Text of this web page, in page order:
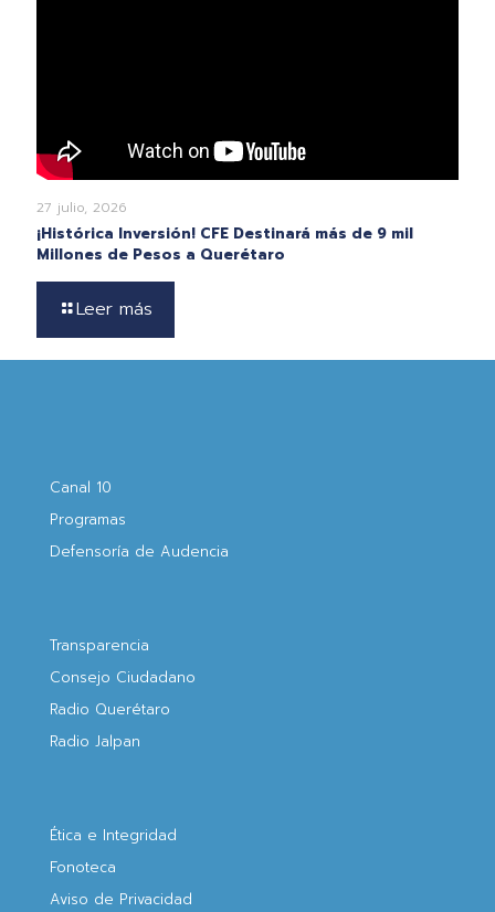
27 julio, 2026
¡Histórica Inversión! CFE Destinará más de 9 mil
Millones de Pesos a Querétaro
Leer más
Canal 10
Programas
Defensoría de Audencia
Transparencia
Consejo Ciudadano
Radio Querétaro
Radio Jalpan
Ética e Integridad
Fonoteca
Aviso de Privacidad